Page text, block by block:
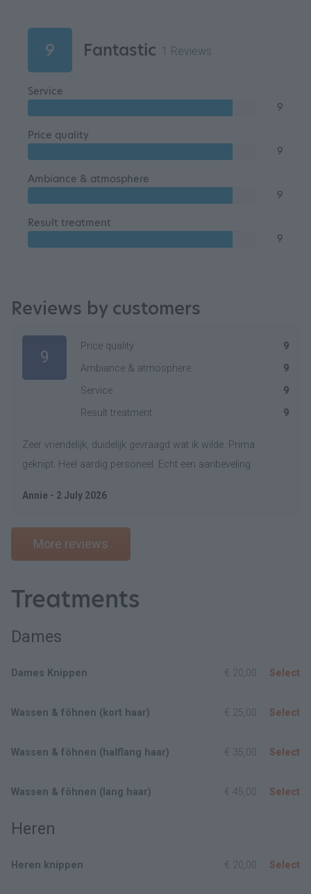
9 Fantastic 1 Reviews
Service
9
Price quality
9
Ambiance & atmosphere
9
Result treatment
9
Reviews by customers
9
Price quality
9
Ambiance & atmosphere
9
Service
9
Result treatment
9
Zeer vriendelijk, duidelijk gevraagd wat ik wilde. Prima
geknipt. Heel aardig personeel. Echt een aanbeveling
Annie - 2 July 2026
More reviews
Treatments
Dames
Dames Knippen € 20,00 Select
Wassen & föhnen (kort haar) € 25,00 Select
Wassen & föhnen (halflang haar) € 35,00 Select
Wassen & föhnen (lang haar) € 45,00 Select
Heren
Heren knippen € 20,00 Select